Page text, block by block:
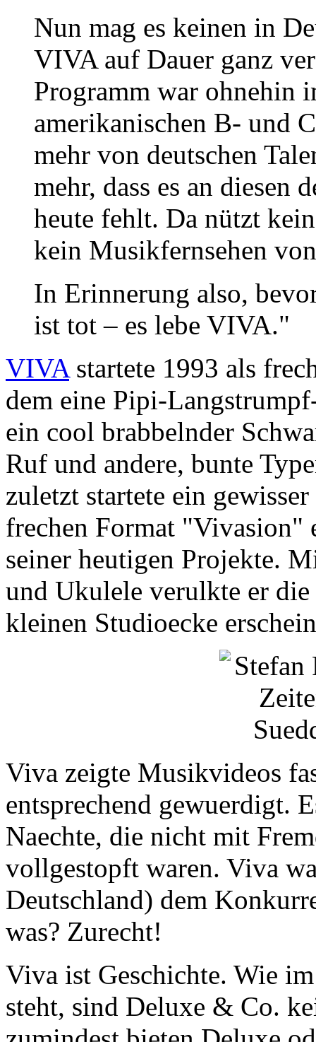
Nun mag es keinen in
VIVA auf Dauer ganz
Programm war ohnehin
amerikanischen B- und
mehr von deutschen
mehr, dass es an diesen
heute fehlt. Da nützt
kein Musikfernsehen
In Erinnerung also,
ist tot – es lebe VIVA."
VIVAstartete 1993 als
dem eine Pipi-
ein cool brabbelnder
Ruf und andere, bunte
zuletzt startete ein
frechen Format "Vivasion"
seiner heutigen Projekte.
und Ukulele verulkte er
kleinen Studioecke
Viva zeigte Musikvideos
entsprechend gewuerdigt.
Naechte, die nicht mit
vollgestopft waren. Viva
Deutschland) dem
was? Zurecht!
Viva ist Geschichte. Wie
steht, sind Deluxe & Co.